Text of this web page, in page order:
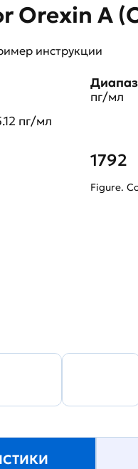
Orexin A
инструкции
пг/мл
пг/мл
1792
Figure.